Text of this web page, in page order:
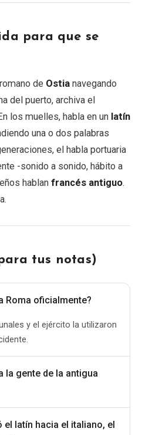
para que se
de Ostia navegando
del puerto, archiva el
los muelles, habla en un latín
una o dos palabras
el habla portuaria
-sonido a sonido, hábito a
hablan francés antiguo.
tus notas)
Roma oficialmente?
y el ejército la utilizaron
la gente de la antigua
el latín hacia el italiano, el